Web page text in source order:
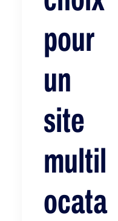
pour
un
site
multil
ocata